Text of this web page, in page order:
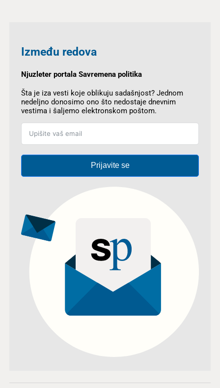
Između redova
Njuzleter portala Savremena politika
Šta je iza vesti koje oblikuju sadašnjost? Jednom
nedeljno donosimo ono što nedostaje dnevnim
vestima i šaljemo elektronskom poštom.
Prijavite se